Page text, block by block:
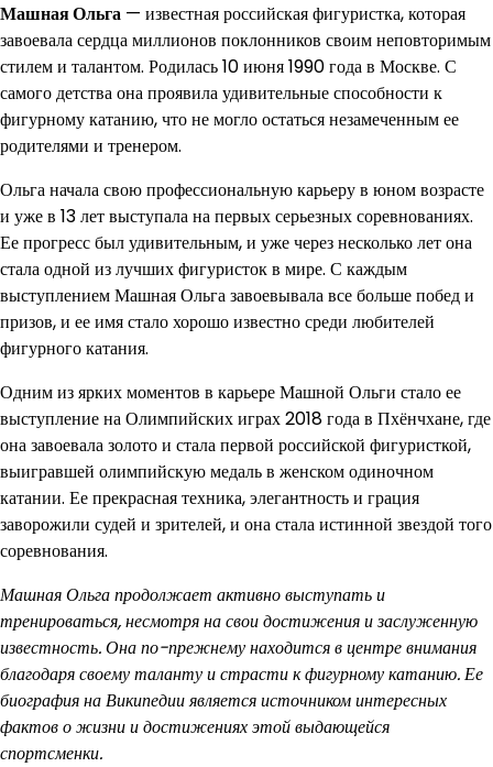
Машная Ольга — известная российская фигуристка, которая
завоевала сердца миллионов поклонников своим неповторимым
стилем и талантом. Родилась 10 июня 1990 года в Москве. С
самого детства она проявила удивительные способности к
фигурному катанию, что не могло остаться незамеченным ее
родителями и тренером.
Ольга начала свою профессиональную карьеру в юном возрасте
и уже в 13 лет выступала на первых серьезных соревнованиях.
Ее прогресс был удивительным, и уже через несколько лет она
стала одной из лучших фигуристок в мире. С каждым
выступлением Машная Ольга завоевывала все больше побед и
призов, и ее имя стало хорошо известно среди любителей
фигурного катания.
Одним из ярких моментов в карьере Машной Ольги стало ее
выступление на Олимпийских играх 2018 года в Пхёнчхане, где
она завоевала золото и стала первой российской фигуристкой,
выигравшей олимпийскую медаль в женском одиночном
катании. Ее прекрасная техника, элегантность и грация
заворожили судей и зрителей, и она стала истинной звездой того
соревнования.
Машная Ольга продолжает активно выступать и
тренироваться, несмотря на свои достижения и заслуженную
известность. Она по-прежнему находится в центре внимания
благодаря своему таланту и страсти к фигурному катанию. Ее
биография на Википедии является источником интересных
фактов о жизни и достижениях этой выдающейся
спортсменки.